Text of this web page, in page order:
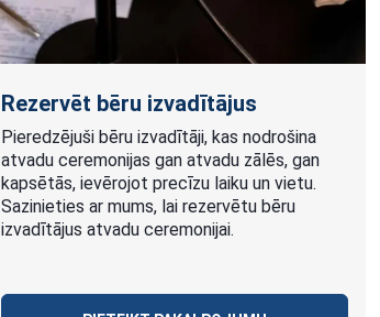
Rezervēt bēru izvadītājus
Pieredzējuši bēru izvadītāji, kas nodrošina
atvadu ceremonijas gan atvadu zālēs, gan
kapsētās, ievērojot precīzu laiku un vietu.
Sazinieties ar mums, lai rezervētu bēru
izvadītājus atvadu ceremonijai.